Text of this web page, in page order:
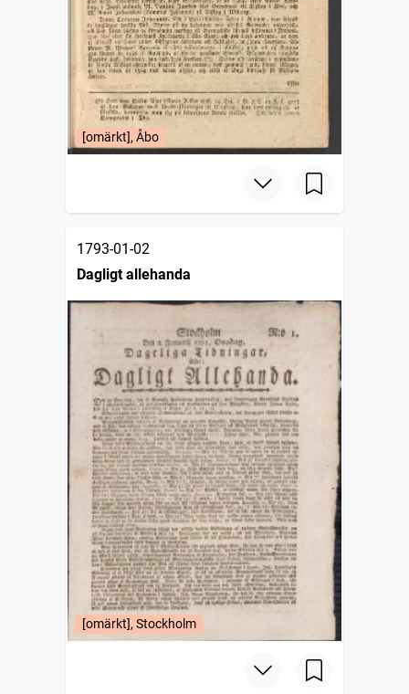
[omärkt], Åbo
1793-01-02
Dagligt allehanda
[omärkt], Stockholm